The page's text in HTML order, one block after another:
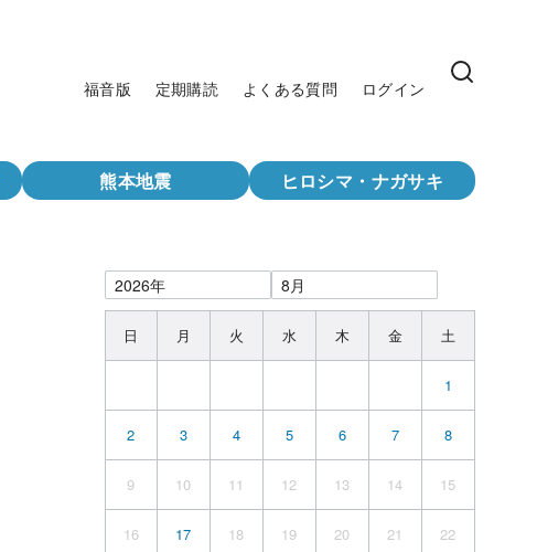
福音版 定期購読 よくある質問 ログイン
熊本地震 ヒロシマ・ナガサキ
日 月 火 水 木 金 土
1
2 3 4 5 6 7 8
9 10 11 12 13 14 15
16 17 18 19 20 21 22